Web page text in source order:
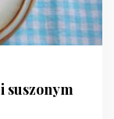
suszonym